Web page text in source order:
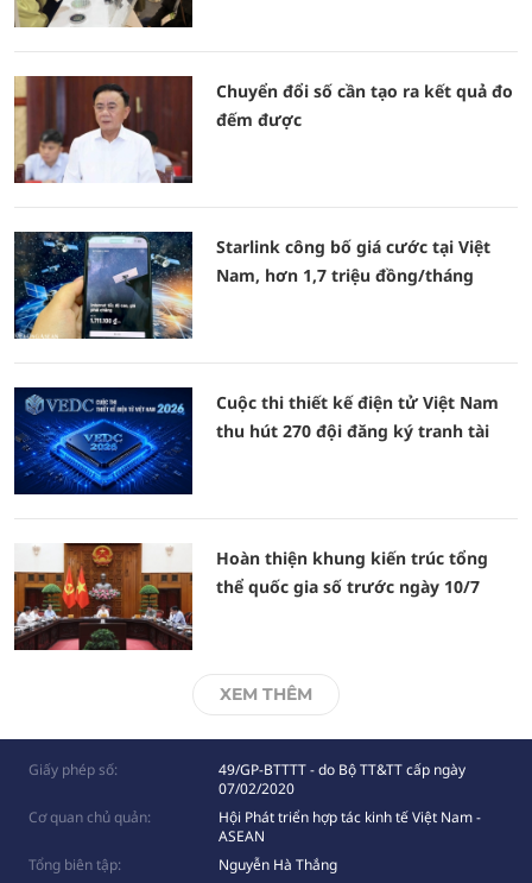
Chuyển đổi số cần tạo ra kết quả đo
đếm được
Starlink công bố giá cước tại Việt
Nam, hơn 1,7 triệu đồng/tháng
Cuộc thi thiết kế điện tử Việt Nam
thu hút 270 đội đăng ký tranh tài
Hoàn thiện khung kiến trúc tổng
thể quốc gia số trước ngày 10/7
XEM THÊM
Giấy phép số:
49/GP-BTTTT - do Bộ TT&TT cấp ngày
07/02/2020
Cơ quan chủ quản:
Hội Phát triển hợp tác kinh tế Việt Nam -
ASEAN
Tổng biên tập:
Nguyễn Hà Thắng